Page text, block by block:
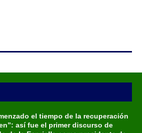
el tiempo de la recuperación
así fue el primer discurso de